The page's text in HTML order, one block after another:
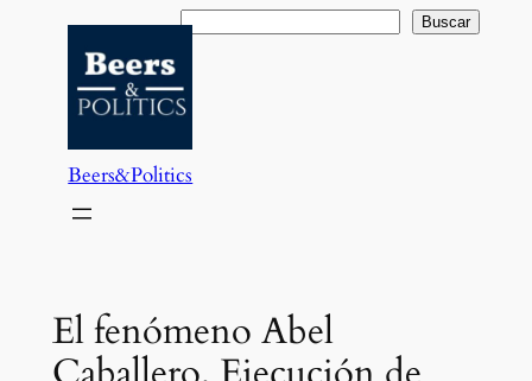
contenido
Buscar Buscar
Beers&Politics
El fenómeno Abel